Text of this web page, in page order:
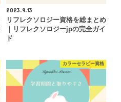
2023.9.13
リフレクソロジー資格を総まとめ
｜リフレクソロジーjpの完全ガイ
ド
カラーセラピー資格